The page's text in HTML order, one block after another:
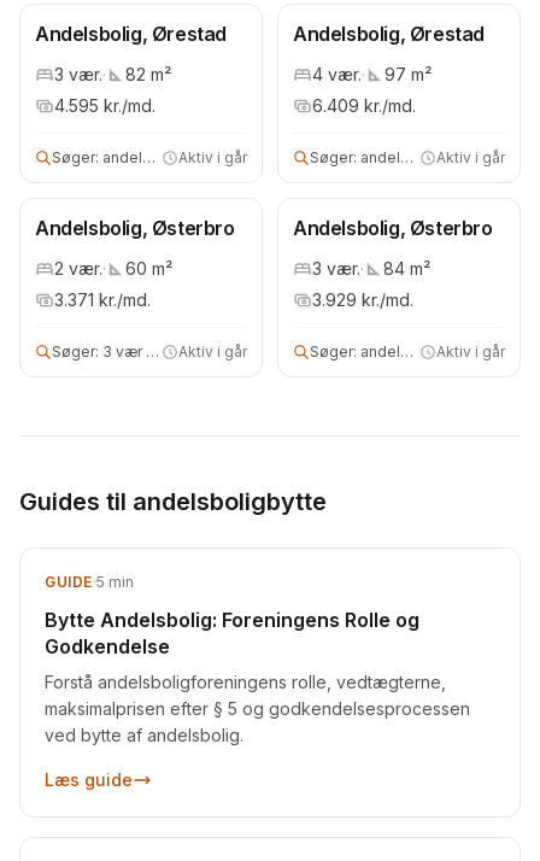
Andelsbolig, Ørestad
3 vær.· 82 m²
4.595 kr./md.
Søger: andels- eller ejerbolig Aktiv i går
Andelsbolig, Ørestad
4 vær.· 97 m²
6.409 kr./md.
Søger: andelsbolig Aktiv i går
Andelsbolig, Østerbro
2 vær.· 60 m²
3.371 kr./md.
Søger: 3 vær andelsbolig Aktiv i går
Andelsbolig, Østerbro
3 vær.· 84 m²
3.929 kr./md.
Søger: andelsbolig Aktiv i går
Guides til andelsboligbytte
GUIDE·5 min
Bytte Andelsbolig: Foreningens Rolle og
Godkendelse
Forstå andelsboligforeningens rolle, vedtægterne,
maksimalprisen efter § 5 og godkendelsesprocessen
ved bytte af andelsbolig.
Læs guide